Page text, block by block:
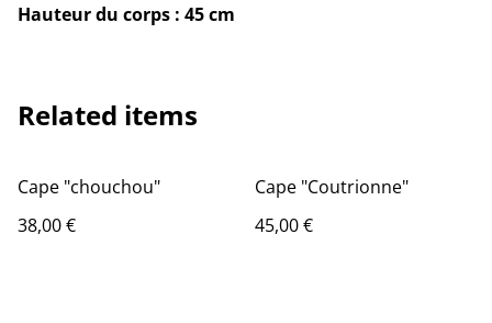
Hauteur du corps : 45 cm
Related items
Cape "chouchou"
38,00 €
Cape "Coutrionne"
45,00 €